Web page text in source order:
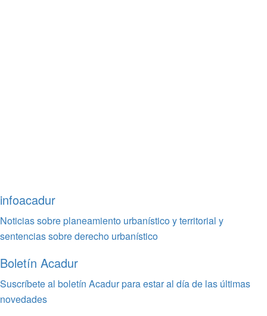
infoacadur
Noticias sobre planeamiento urbanístico y territorial y
sentencias sobre derecho urbanístico
Boletín Acadur
Suscríbete al boletín Acadur para estar al día de las últimas
novedades